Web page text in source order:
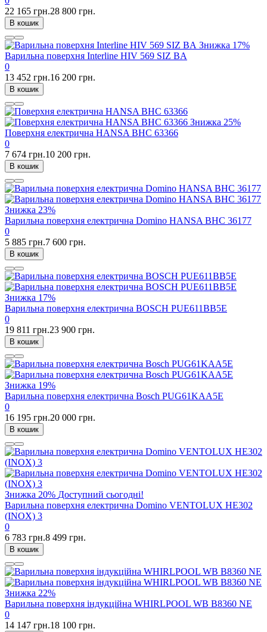
22 165 грн.28 800 грн.
В кошик
Знижка 17%
Варильна поверхня Interline HIV 569 SIZ BA
0
13 452 грн.16 200 грн.
В кошик
Знижка 25%
Поверхня електрична HANSA BHC 63366
0
7 674 грн.10 200 грн.
В кошик
Знижка 23%
Варильна поверхня електрична Domino HANSA BHC 36177
0
5 885 грн.7 600 грн.
В кошик
Знижка 17%
Варильна поверхня електрична BOSCH PUE611BB5E
0
19 811 грн.23 900 грн.
В кошик
Знижка 19%
Варильна поверхня електрична Bosch PUG61KAA5E
0
16 195 грн.20 000 грн.
В кошик
Знижка 20% Доступний сьогодні!
Варильна поверхня електрична Domino VENTOLUX HE302
(INOX) 3
0
6 783 грн.8 499 грн.
В кошик
Знижка 22%
Варильна поверхня індукційна WHIRLPOOL WB B8360 NE
0
14 147 грн.18 100 грн.